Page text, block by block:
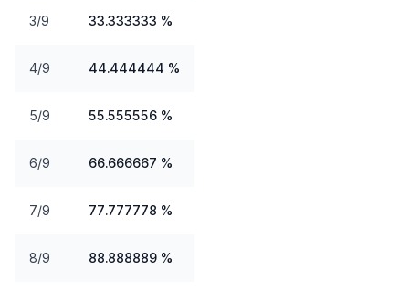
3/9 33.333333 %
4/9 44.444444 %
5/9 55.555556 %
6/9 66.666667 %
7/9 77.777778 %
8/9 88.888889 %